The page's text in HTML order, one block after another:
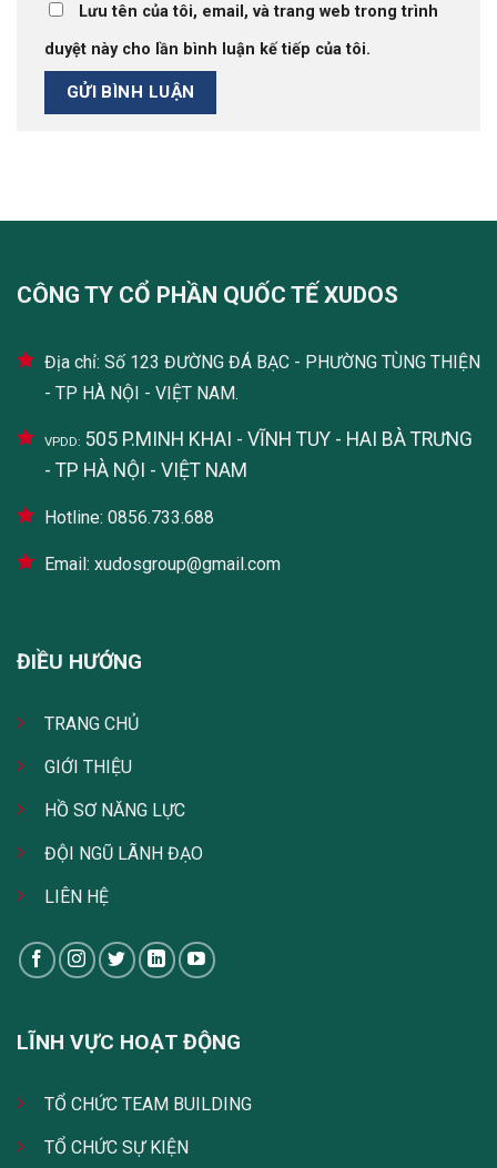
Lưu tên của tôi, email, và trang web trong trình
duyệt này cho lần bình luận kế tiếp của tôi.
CÔNG TY CỔ PHẦN QUỐC TẾ XUDOS
Địa chỉ: Số 123 ĐƯỜNG ĐÁ BẠC - PHƯỜNG TÙNG THIỆN
- TP HÀ NỘI - VIỆT NAM.
VPDD: 505 P.MINH KHAI - VĨNH TUY - HAI BÀ TRƯNG
- TP HÀ NỘI - VIỆT NAM
Hotline: 0856.733.688
Email: xudosgroup@gmail.com
ĐIỀU HƯỚNG
TRANG CHỦ
GIỚI THIỆU
HỒ SƠ NĂNG LỰC
ĐỘI NGŨ LÃNH ĐẠO
LIÊN HỆ
LĨNH VỰC HOẠT ĐỘNG
TỔ CHỨC TEAM BUILDING
TỔ CHỨC SỰ KIỆN